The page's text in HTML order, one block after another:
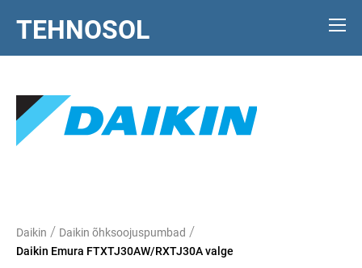
TEHNOSOL
Daikin / Daikin õhksoojuspumbad /
Daikin Emura FTXTJ30AW/RXTJ30A valge